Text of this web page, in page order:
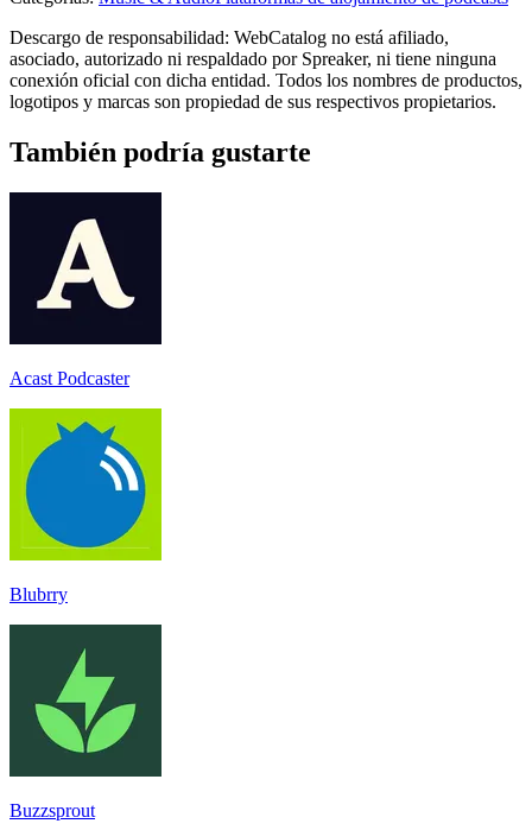
Descargo de responsabilidad: WebCatalog no está afiliado,
asociado, autorizado ni respaldado por Spreaker, ni tiene ninguna
conexión oficial con dicha entidad. Todos los nombres de productos,
logotipos y marcas son propiedad de sus respectivos propietarios.
También podría gustarte
Acast Podcaster
Blubrry
Buzzsprout